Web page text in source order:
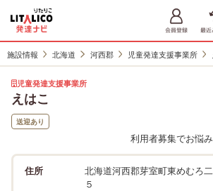
施設情報 北海道 河西郡 児童発達支援事業所
児童発達支援事業所
えはこ
送迎あり
利用者募集でお悩
住所
北海道河西郡芽室町東めむろ
５